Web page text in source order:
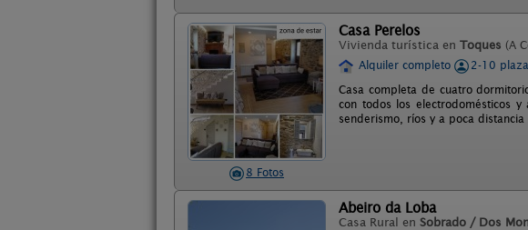
8 Fotos
Casa Perelos
Vivienda turística en Toques (A
Alquiler completo
2-10
Casa completa de cuatro
con todos los electrodomésticos
senderismo, ríos y a poca
Abeiro da Loba
Casa Rural en Sobrado / Dos